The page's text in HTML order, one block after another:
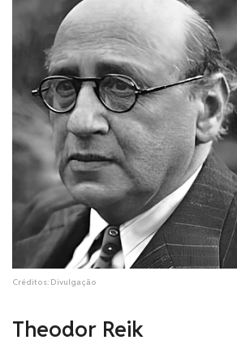
Créditos: Divulgação
Theodor Reik